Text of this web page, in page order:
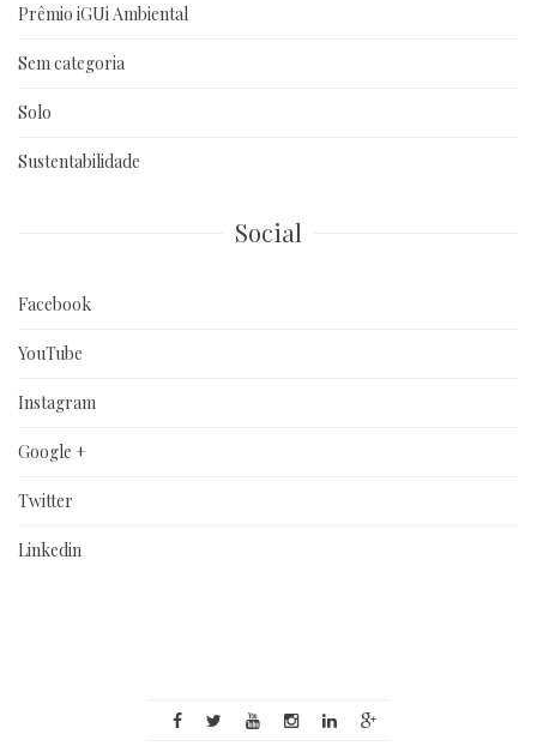
Prêmio iGUi Ambiental
Sem categoria
Solo
Sustentabilidade
Social
Facebook
YouTube
Instagram
Google +
Twitter
Linkedin